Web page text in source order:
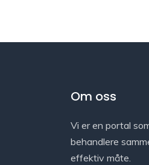
Om oss
Vi er en portal
behandlere
effektiv måte.